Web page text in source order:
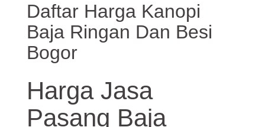
Daftar Harga Kanopi
Baja Ringan Dan Besi
Bogor
Harga Jasa
Pasang Baja